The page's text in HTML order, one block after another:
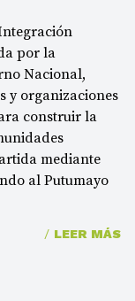
por la
Nacional,
y organizaciones
construir la
mediante
al Putumayo
/ LEER MÁS